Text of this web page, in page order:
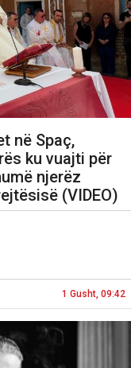
në Spaç,
ku vuajti për
njerëz
(VIDEO)
1 Gusht, 09:42